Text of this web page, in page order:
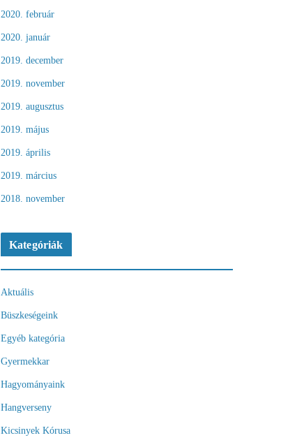
2020. február
2020. január
2019. december
2019. november
2019. augusztus
2019. május
2019. április
2019. március
2018. november
Kategóriák
Aktuális
Büszkeségeink
Egyéb kategória
Gyermekkar
Hagyományaink
Hangverseny
Kicsinyek Kórusa